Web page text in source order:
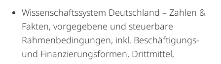
Wissenschaftssystem Deutschland – Zahlen &
Fakten, vorgegebene und steuerbare
Rahmenbedingungen, inkl. Beschäftigungs-
und Finanzierungsformen, Drittmittel,